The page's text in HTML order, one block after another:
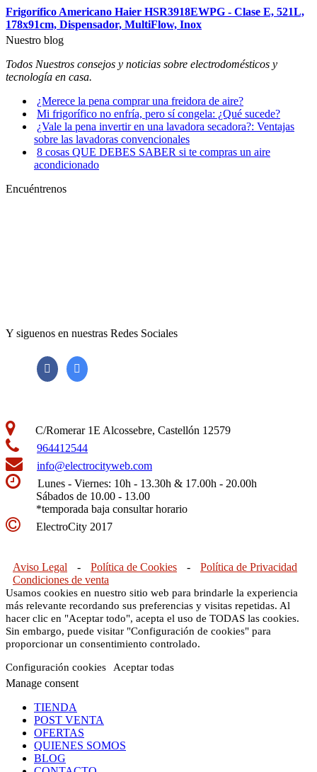
Frigorífico Americano Haier HSR3918EWPG - Clase E, 521L,
178x91cm, Dispensador, MultiFlow, Inox
Nuestro blog
Todos Nuestros consejos y noticias sobre electrodomésticos y
tecnología en casa.
¿Merece la pena comprar una freidora de aire?
Mi frigorífico no enfría, pero sí congela: ¿Qué sucede?
¿Vale la pena invertir en una lavadora secadora?: Ventajas
sobre las lavadoras convencionales
8 cosas QUE DEBES SABER si te compras un aire
acondicionado
Encuéntrenos
Y siguenos en nuestras Redes Sociales
C/Romerar 1E Alcossebre, Castellón 12579
964412544
info@electrocityweb.com
Lunes - Viernes: 10h - 13.30h & 17.00h - 20.00h
Sábados de 10.00 - 13.00
*temporada baja consultar horario
ElectroCity 2017
Aviso Legal - Política de Cookies -
Política de Privacidad
Condiciones de venta
Usamos cookies en nuestro sitio web para brindarle la experiencia
más relevante recordando sus preferencias y visitas repetidas. Al
hacer clic en "Aceptar todo", acepta el uso de TODAS las cookies.
Sin embargo, puede visitar "Configuración de cookies" para
proporcionar un consentimiento controlado.
Configuración cookies Aceptar todas
Manage consent
TIENDA
POST VENTA
OFERTAS
QUIENES SOMOS
BLOG